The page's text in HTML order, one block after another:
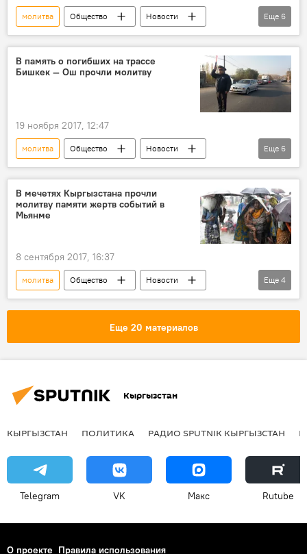
молитва Общество
Новости
В мире
Турция
женщины
протест
Еще 6
В память о погибших на трассе
Бишкек — Ош прочли молитву
19 ноября 2017, 12:47
молитва Общество
Новости
Кыргызстан
ДТП в Кыргызстане с начала 2017 года
автодорога Бишкек – Ош
дорога
Еще 6
В мечетях Кыргызстана прочли
молитву памяти жертв событий в
Мьянме
8 сентября 2017, 16:37
молитва Общество
Новости
Кыргызстан
Мьянма
мечеть
Еще 4
Еще 20 материалов
Кыргызстан
КЫРГЫЗСТАН ПОЛИТИКА РАДИО SPUTNIK КЫРГЫЗСТАН
Telegram VK Макс Rutube
О проекте Правила использования